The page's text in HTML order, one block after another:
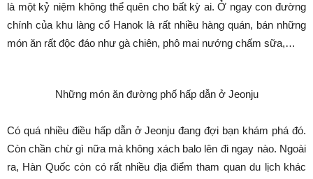
là một kỷ niệm không thể quên cho bất kỳ ai. Ở ngay con đường
chính của khu làng cổ Hanok là rất nhiều hàng quán, bán những
món ăn rất độc đáo như gà chiên, phô mai nướng chấm sữa,…
Những món ăn đường phố hấp dẫn ở Jeonju
Có quá nhiều điều hấp dẫn ở Jeonju đang đợi bạn khám phá đó.
Còn chần chừ gì nữa mà không xách balo lên đi ngay nào. Ngoài
ra, Hàn Quốc còn có rất nhiều địa điểm tham quan du lịch khác